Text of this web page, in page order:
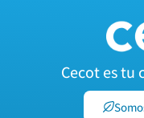
Cecot es tu